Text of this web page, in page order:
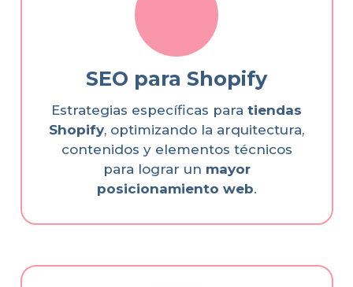
SEO para Shopify
Estrategias específicas para tiendas
Shopify, optimizando la arquitectura,
contenidos y elementos técnicos
para lograr un mayor
posicionamiento web.